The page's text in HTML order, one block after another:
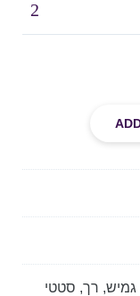
גמיש, רך, סטטי